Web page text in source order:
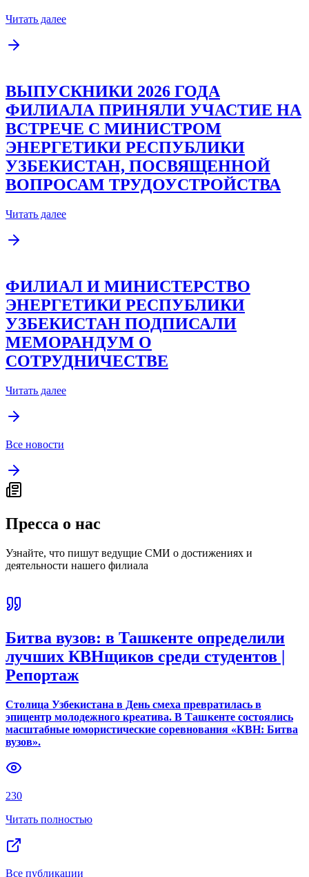
Читать далее
ВЫПУСКНИКИ 2026 ГОДА
ФИЛИАЛА ПРИНЯЛИ УЧАСТИЕ НА
ВСТРЕЧЕ С МИНИСТРОМ
ЭНЕРГЕТИКИ РЕСПУБЛИКИ
УЗБЕКИСТАН, ПОСВЯЩЕННОЙ
ВОПРОСАМ ТРУДОУСТРОЙСТВА
Читать далее
ФИЛИАЛ И МИНИСТЕРСТВО
ЭНЕРГЕТИКИ РЕСПУБЛИКИ
УЗБЕКИСТАН ПОДПИСАЛИ
МЕМОРАНДУМ О
СОТРУДНИЧЕСТВЕ
Читать далее
Все новости
Пресса о нас
Узнайте, что пишут ведущие СМИ о достижениях и
деятельности нашего филиала
Битва вузов: в Ташкенте определили
лучших КВНщиков среди студентов |
Репортаж
Столица Узбекистана в День смеха превратилась в
эпицентр молодежного креатива. В Ташкенте состоялись
масштабные юмористические соревнования «КВН: Битва
вузов».
230
Читать полностью
Все публикации